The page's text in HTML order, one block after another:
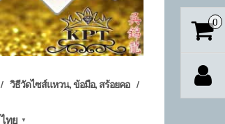
วิธีวัดไซส์แหวน, ข้อมือ, สร้อยคอ
ไทย ▼
0